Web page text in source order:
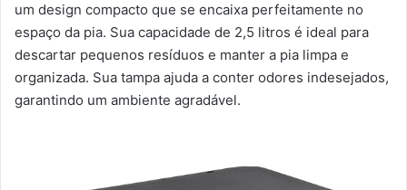
um design compacto que se encaixa perfeitamente no
espaço da pia. Sua capacidade de 2,5 litros é ideal para
descartar pequenos resíduos e manter a pia limpa e
organizada. Sua tampa ajuda a conter odores indesejados,
garantindo um ambiente agradável.